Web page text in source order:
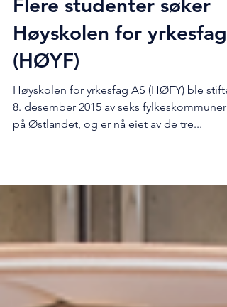
21. aug. 2023
Flere studenter søker
Høyskolen for yrkesfag
(HØYF)
på Østlandet, og er nå eiet av de tre...